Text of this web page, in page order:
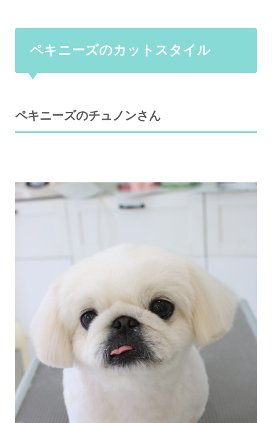
ペキニーズのカットスタイル
ペキニーズのチュノンさん